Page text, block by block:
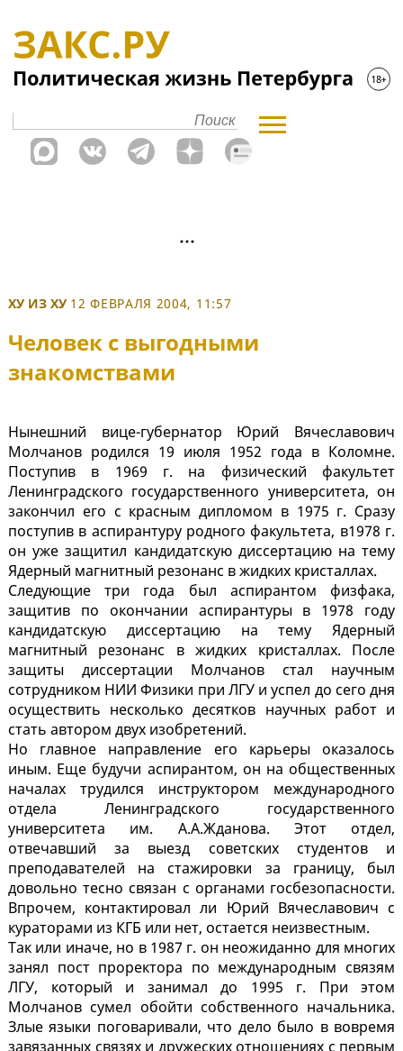
ХУ ИЗ ХУ 12 ФЕВРАЛЯ 2004, 11:57
Человек с выгодными
знакомствами
Нынешний вице-губернатор Юрий Вячеславович
Молчанов родился 19 июля 1952 года в Коломне.
Поступив в 1969 г. на физический факультет
Ленинградского государственного университета, он
закончил его с красным дипломом в 1975 г. Сразу
поступив в аспирантуру родного факультета, в1978 г.
он уже защитил кандидатскую диссертацию на тему
Ядерный магнитный резонанс в жидких кристаллах.
Следующие три года был аспирантом физфака,
защитив по окончании аспирантуры в 1978 году
кандидатскую диссертацию на тему Ядерный
магнитный резонанс в жидких кристаллах. После
защиты диссертации Молчанов стал научным
сотрудником НИИ Физики при ЛГУ и успел до сего дня
осуществить несколько десятков научных работ и
стать автором двух изобретений.
Но главное направление его карьеры оказалось
иным. Еще будучи аспирантом, он на общественных
началах трудился инструктором международного
отдела Ленинградского государственного
университета им. А.А.Жданова. Этот отдел,
отвечавший за выезд советских студентов и
преподавателей на стажировки за границу, был
довольно тесно связан с органами госбезопасности.
Впрочем, контактировал ли Юрий Вячеславович с
кураторами из КГБ или нет, остается неизвестным.
Так или иначе, но в 1987 г. он неожиданно для многих
занял пост проректора по международным связям
ЛГУ, который и занимал до 1995 г. При этом
Молчанов сумел обойти собственного начальника.
Злые языки поговаривали, что дело было в вовремя
завязанных связях и дружеских отношениях с первым